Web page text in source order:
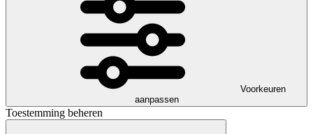
Voorkeuren
aanpassen
Toestemming beheren